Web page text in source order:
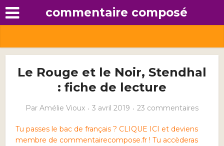
commentaire composé
Le Rouge et le Noir, Stendhal
: fiche de lecture
Par Amélie Vioux 3 avril 2019 23 commentaires
Tu passes le bac de français ? CLIQUE ICI et deviens
membre de commentairecompose.fr ! Tu accèderas